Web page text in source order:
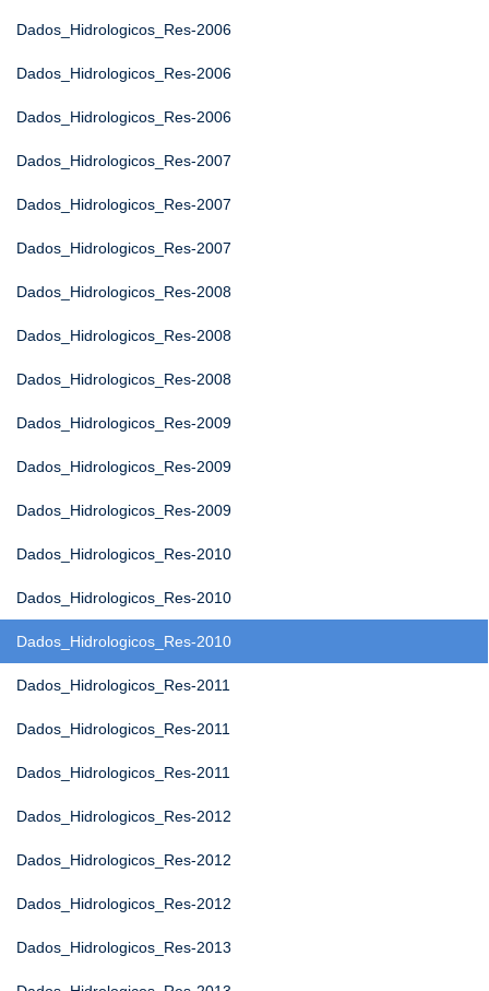
Dados_Hidrologicos_Res-2006
Dados_Hidrologicos_Res-2006
Dados_Hidrologicos_Res-2006
Dados_Hidrologicos_Res-2007
Dados_Hidrologicos_Res-2007
Dados_Hidrologicos_Res-2007
Dados_Hidrologicos_Res-2008
Dados_Hidrologicos_Res-2008
Dados_Hidrologicos_Res-2008
Dados_Hidrologicos_Res-2009
Dados_Hidrologicos_Res-2009
Dados_Hidrologicos_Res-2009
Dados_Hidrologicos_Res-2010
Dados_Hidrologicos_Res-2010
Dados_Hidrologicos_Res-2010
Dados_Hidrologicos_Res-2011
Dados_Hidrologicos_Res-2011
Dados_Hidrologicos_Res-2011
Dados_Hidrologicos_Res-2012
Dados_Hidrologicos_Res-2012
Dados_Hidrologicos_Res-2012
Dados_Hidrologicos_Res-2013